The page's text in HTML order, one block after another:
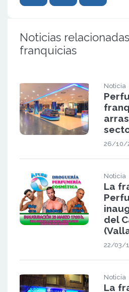
Noticias
franquicias
Noticia
26/10/
Noticia
La
del
22/03/
Noticia
La